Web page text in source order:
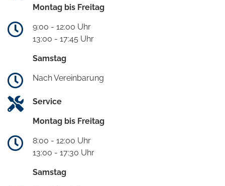
Montag bis Freitag
9:00 - 12:00 Uhr
13:00 - 17:45 Uhr
Samstag
Nach Vereinbarung
Service
Montag bis Freitag
8:00 - 12:00 Uhr
13:00 - 17:30 Uhr
Samstag